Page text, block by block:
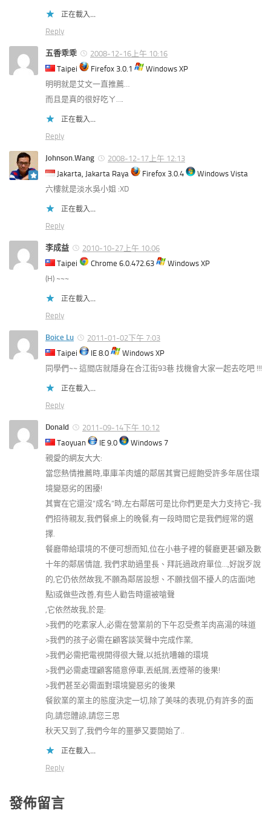
正在載入...
Reply
五香乖乖
2008-12-16上午 10:16
Taipei
Firefox 3.0.1
Windows XP
明明就是艾文一直推薦…
而且是真的很好吃ㄚ….
正在載入...
Reply
Johnson.Wang
2008-12-17上午 12:13
Jakarta, Jakarta Raya
Firefox 3.0.4
Windows Vista
六樓就是淡水吳小姐 :XD
正在載入...
Reply
李成益
2010-10-27上午 10:06
Taipei
Chrome 6.0.472.63
Windows XP
(H) ~~~
正在載入...
Reply
Boice Lu
2011-01-02下午 7:03
Taipei
IE 8.0
Windows XP
同學們~~ 這間店就隱身在合江街93巷 找機會大家一起去吃吧 !!!
正在載入...
Reply
Donald
2011-09-14下午 10:12
Taoyuan
IE 9.0
Windows 7
親愛的網友大大:
當您熱情推薦時,車庫羊肉爐的鄰居其實已經飽受許多年居住環
境變惡劣的困擾!
其實在它還沒”成名”時,左右鄰居可是比你們更是大力支持它-我
們招待親友,我們餐桌上的晚餐,有一段時間它是我們經常的選
擇.
餐廳帶給環境的不便可想而知,位在小巷子裡的餐廳更甚!顧及數
十年的鄰居情誼, 我們求助過里長、拜託過政府單位…,好說歹說
的,它仍依然故我,不願為鄰居設想、不願找個不擾人的店面(地
點)或做些改善,有些人勸告時還被嗆聲
,它依然故我,於是:
>我們的吃素家人,必需在營業前的下午忍受煮羊肉高湯的味道
>我們的孩子必需在顧客談笑聲中完成作業,
>我們必需把電視開得很大聲,以抵抗嘈雜的環境
>我們必需處理顧客隨意停車,丟紙屑,丟煙蒂的後果!
>我們甚至必需面對環境變惡劣的後果
餐飲業的業主的態度決定一切,除了美味的表現,仍有許多的面
向,請您體諒,請您三思
秋天又到了,我們今年的噩夢又要開始了..
正在載入...
Reply
發佈留言